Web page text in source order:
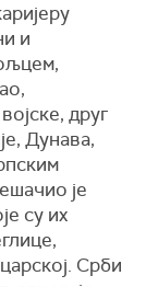
и
друг
Дунава,
је
су их
Срби